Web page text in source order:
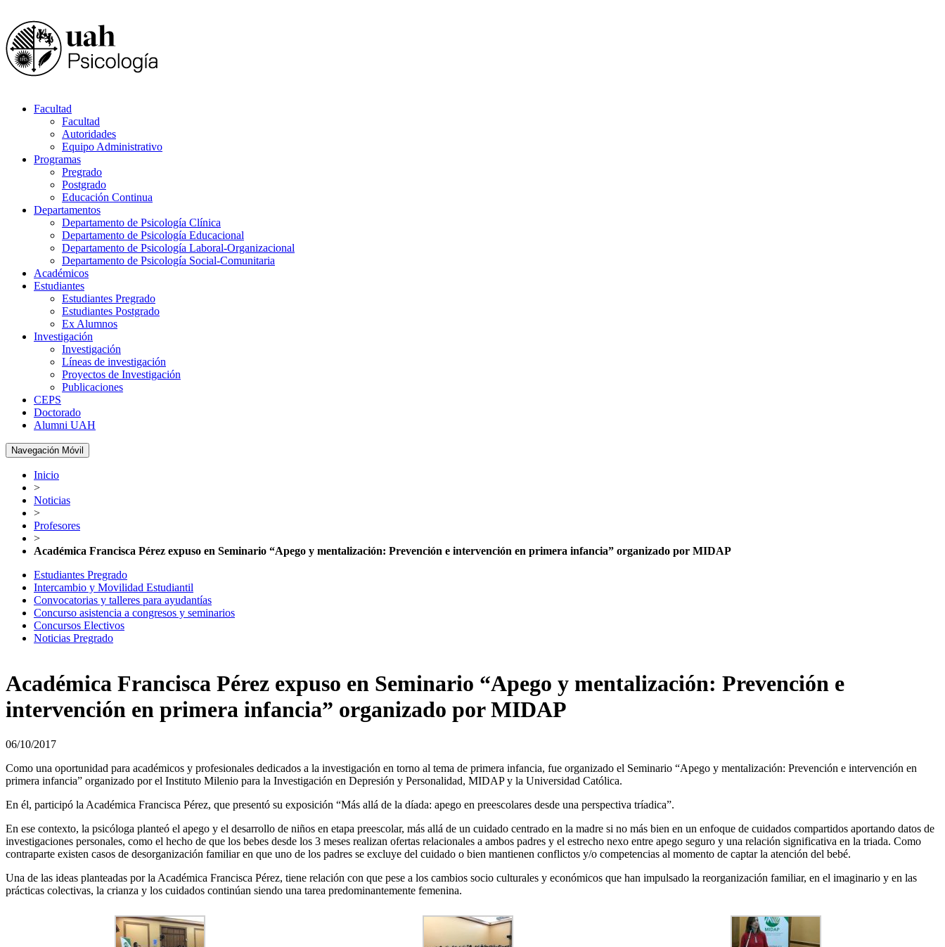
Facultad
Facultad
Autoridades
Equipo Administrativo
Programas
Pregrado
Postgrado
Educación Continua
Departamentos
Departamento de Psicología Clínica
Departamento de Psicología Educacional
Departamento de Psicología Laboral-Organizacional
Departamento de Psicología Social-Comunitaria
Académicos
Estudiantes
Estudiantes Pregrado
Estudiantes Postgrado
Ex Alumnos
Investigación
Investigación
Líneas de investigación
Proyectos de Investigación
Publicaciones
CEPS
Doctorado
Alumni UAH
Navegación Móvil
Inicio
>
Noticias
>
Profesores
>
Académica Francisca Pérez expuso en Seminario “Apego y mentalización: Prevención e intervención en primera infancia” organizado por MIDAP
Estudiantes Pregrado
Intercambio y Movilidad Estudiantil
Convocatorias y talleres para ayudantías
Concurso asistencia a congresos y seminarios
Concursos Electivos
Noticias Pregrado
Académica Francisca Pérez expuso en Seminario “Apego y mentalización: Prevención e
intervención en primera infancia” organizado por MIDAP
06/10/2017
Como una oportunidad para académicos y profesionales dedicados a la investigación en torno al tema de primera infancia, fue organizado el Seminario “Apego y mentalización: Prevención e intervención en
primera infancia” organizado por el Instituto Milenio para la Investigación en Depresión y Personalidad, MIDAP y la Universidad Católica.
En él, participó la Académica Francisca Pérez, que presentó su exposición “Más allá de la díada: apego en preescolares desde una perspectiva tríadica”.
En ese contexto, la psicóloga planteó el apego y el desarrollo de niños en etapa preescolar, más allá de un cuidado centrado en la madre si no más bien en un enfoque de cuidados compartidos aportando datos de
investigaciones personales, como el hecho de que los bebes desde los 3 meses realizan ofertas relacionales a ambos padres y el estrecho nexo entre apego seguro y una relación significativa en la triada. Como
contraparte existen casos de desorganización familiar en que uno de los padres se excluye del cuidado o bien mantienen conflictos y/o competencias al momento de captar la atención del bebé.
Una de las ideas planteadas por la Académica Francisca Pérez, tiene relación con que pese a los cambios socio culturales y económicos que han impulsado la reorganización familiar, en el imaginario y en las
prácticas colectivas, la crianza y los cuidados continúan siendo una tarea predominantemente femenina.